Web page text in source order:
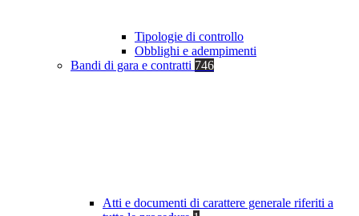
Tipologie di controllo
Obblighi e adempimenti
Bandi di gara e contratti 746
Atti e documenti di carattere generale riferiti a